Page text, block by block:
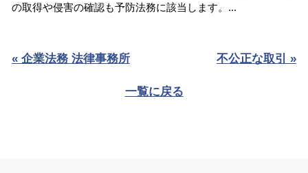
の取得や侵害の確認も予防法務に該当します。...
« 企業法務 法律事務所 不公正な取引 »
一覧に戻る